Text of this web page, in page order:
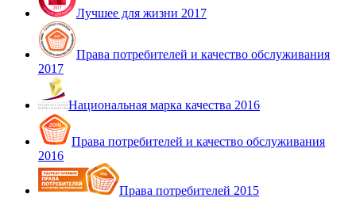
Лучшее для жизни 2017
Права потребителей и качество обслуживания
2017
Национальная марка качества 2016
Права потребителей и качество обслуживания
2016
Права потребителей 2015